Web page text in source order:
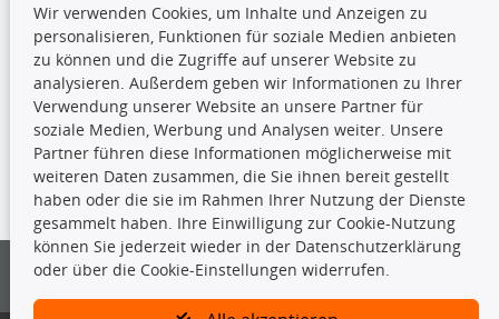
TecDoc Inside
Die hier angezeigten Daten insbesondere die gesamte Datenbank dürfen
nicht kopiert werden.
Es ist zu unterlassen, die Daten oder die gesamte Datenbank ohne
vorherige Zustimmung von TecDoc zu vervielfältigen, zu verbreiten
und/oder diese Handlungen durch Dritte ausführen zu lassen. Ein
Wir verwenden Cookies, um Inhalte und Anzeigen zu
personalisieren, Funktionen für soziale Medien anbieten
zu können und die Zugriffe auf unserer Website zu
analysieren. Außerdem geben wir Informationen zu Ihrer
Verwendung unserer Website an unsere Partner für
soziale Medien, Werbung und Analysen weiter. Unsere
Partner führen diese Informationen möglicherweise mit
weiteren Daten zusammen, die Sie ihnen bereit gestellt
haben oder die sie im Rahmen Ihrer Nutzung der Dienste
gesammelt haben. Ihre Einwilligung zur Cookie-Nutzung
können Sie jederzeit wieder in der Datenschutzerklärung
oder über die Cookie-Einstellungen widerrufen.